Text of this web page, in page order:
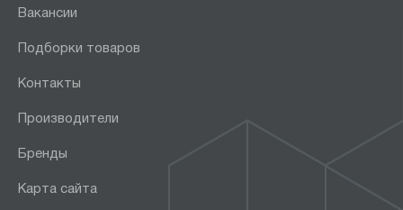
Вакансии
Подборки товаров
Контакты
Производители
Бренды
Карта сайта